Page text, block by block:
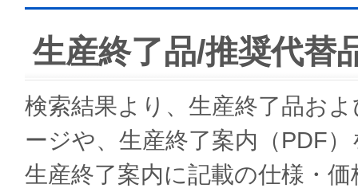
生産終了品/推奨代替
検索結果より、生産終了品お
ージや、生産終了案内（PDF
生産終了案内に記載の仕様・